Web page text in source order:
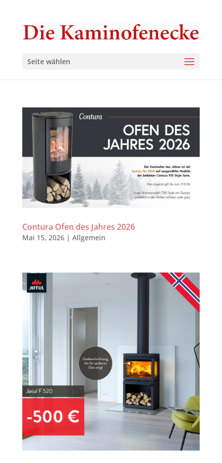
Seite wählen
Contura Ofen des Jahres 2026
Mai 15, 2026| Allgemein